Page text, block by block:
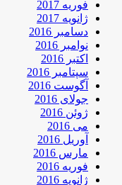
فوریه 2017
ژانویه 2017
دسامبر 2016
نوامبر 2016
اکتبر 2016
سپتامبر 2016
آگوست 2016
جولای 2016
ژوئن 2016
می 2016
آوریل 2016
مارس 2016
فوریه 2016
ژانویه 2016